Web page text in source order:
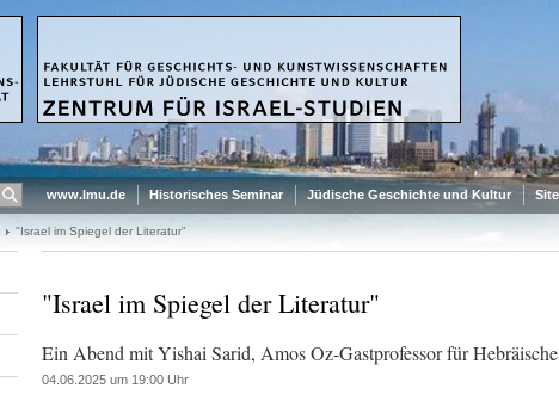
www.lmu.de Historisches Seminar Jüdische Geschichte und Kultur
"Israel im Spiegel der Literatur"
"Israel im Spiegel der Literatur"
Ein Abend mit Yishai Sarid, Amos Oz-Gastprofessor für
04.06.2025 um 19:00 Uhr